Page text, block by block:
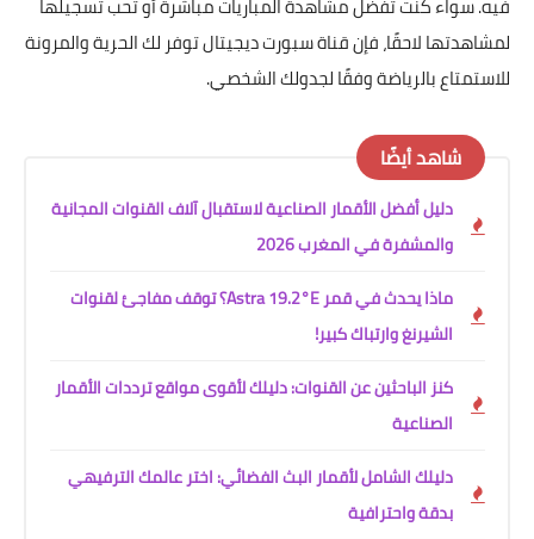
لمشاهدتها لاحقًا، فإن قناة سبورت ديجيتال توفر لك الحرية والمرونة
للاستمتاع بالرياضة وفقًا لجدولك الشخصي.
شاهد أيضًا
دليل أفضل الأقمار الصناعية لاستقبال آلاف القنوات المجانية
والمشفرة في المغرب 2026
ماذا يحدث في قمر Astra 19.2°E؟ توقف مفاجئ لقنوات
الشيرنغ وارتباك كبير!
كنز الباحثين عن القنوات: دليلك لأقوى مواقع ترددات الأقمار
الصناعية
دليلك الشامل لأقمار البث الفضائي: اختر عالمك الترفيهي
بدقة واحترافية